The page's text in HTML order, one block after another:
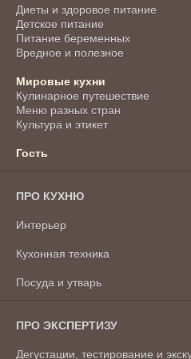
Диеты и здоровое питание
Детское питание
Питание беременных
Вредное и полезное
Мировые кухни
Кулинарное путешествие
Меню разных стран
Культура и этикет
Гость
ПРО КУХНЮ
Интерьер
Кухонная техника
Посуда и утварь
ПРО ЭКСПЕРТИЗУ
Дегустации, тестирование и